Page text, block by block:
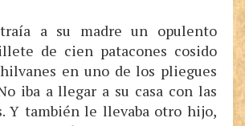
a su madre un opulento
de cien patacones cosido
en uno de los pliegues
iba a llegar a su casa con las
Y también le llevaba otro hijo,